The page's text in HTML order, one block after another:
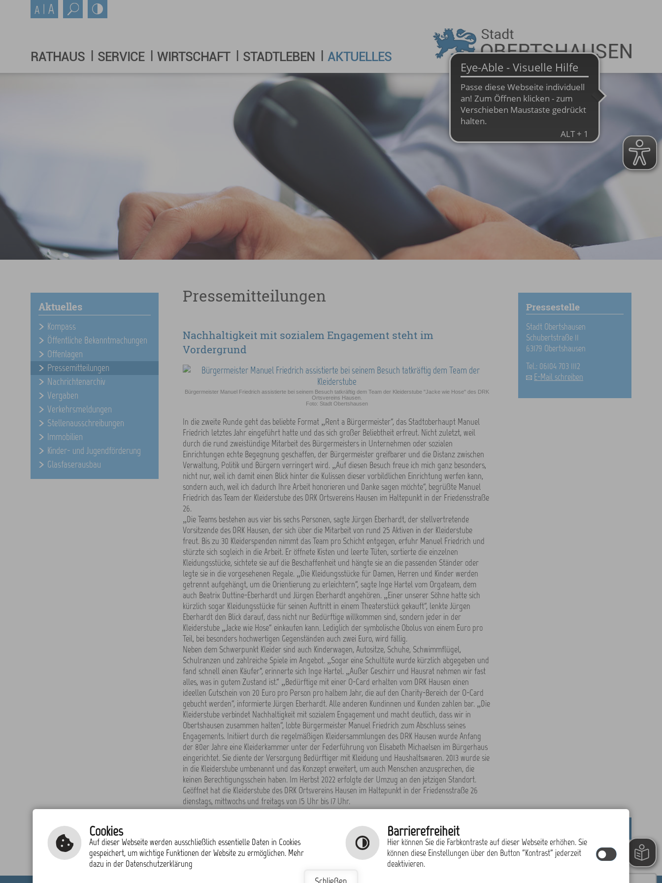
RATHAUS SERVICE WIRTSCHAFT STADTLEBEN AKTUELLES
Aktuelles
Kompass
Öffentliche Bekanntmachungen
Offenlagen
Pressemitteilungen
Nachrichtenarchiv
Vergaben
Verkehrsmeldungen
Stellenausschreibungen
Immobilien
Kinder- und Jugendförderung
Glasfaserausbau
Pressemitteilungen
Nachhaltigkeit mit sozialem Engagement steht im
Vordergrund
Bürgermeister Manuel Friedrich assistierte bei seinem Besuch tatkräftig dem Team der Kleiderstube "Jacke wie Hose" des DRK
Ortsvereins Hausen.
Foto: Stadt Obertshausen
In die zweite Runde geht das beliebte Format „Rent a Bürgermeister“, das Stadtoberhaupt Manuel
Friedrich letztes Jahr eingeführt hatte und das sich großer Beliebtheit erfreut. Nicht zuletzt, weil
durch die rund zweistündige Mitarbeit des Bürgermeisters in Unternehmen oder sozialen
Einrichtungen echte Begegnung geschaffen, der Bürgermeister greifbarer und die Distanz zwischen
Verwaltung, Politik und Bürgern verringert wird. „Auf diesen Besuch freue ich mich ganz besonders,
nicht nur, weil ich damit einen Blick hinter die Kulissen dieser vorbildlichen Einrichtung werfen kann,
sondern auch, weil ich dadurch Ihre Arbeit honorieren und Danke sagen möchte“, begrüßte Manuel
Friedrich das Team der Kleiderstube des DRK Ortsvereins Hausen im Haltepunkt in der Friedensstraße
26.
„Die Teams bestehen aus vier bis sechs Personen, sagte Jürgen Eberhardt, der stellvertretende
Vorsitzende des DRK Hausen, der sich über die Mitarbeit von rund 25 Aktiven in der Kleiderstube
freut. Bis zu 30 Kleiderspenden nimmt das Team pro Schicht entgegen, erfuhr Manuel Friedrich und
stürzte sich sogleich in die Arbeit. Er öffnete Kisten und leerte Tüten, sortierte die einzelnen
Kleidungsstücke, sichtete sie auf die Beschaffenheit und hängte sie an die passenden Ständer oder
legte sie in die vorgesehenen Regale. „Die Kleidungsstücke für Damen, Herren und Kinder werden
getrennt aufgehängt, um die Orientierung zu erleichtern“, sagte Inge Hartel vom Orgateam, dem
auch Beatrix Duttine-Eberhardt und Jürgen Eberhardt angehören. „Einer unserer Söhne hatte sich
kürzlich sogar Kleidungsstücke für seinen Auftritt in einem Theaterstück gekauft“, lenkte Jürgen
Eberhardt den Blick darauf, dass nicht nur Bedürftige willkommen sind, sondern jeder in der
Kleiderstube „Jacke wie Hose“ einkaufen kann. Lediglich der symbolische Obolus von einem Euro pro
Teil, bei besonders hochwertigen Gegenständen auch zwei Euro, wird fällig.
Neben dem Schwerpunkt Kleider sind auch Kinderwagen, Autositze, Schuhe, Schwimmflügel,
Schulranzen und zahlreiche Spiele im Angebot. „Sogar eine Schultüte wurde kürzlich abgegeben und
fand schnell einen Käufer“, erinnerte sich Inge Hartel. „Außer Geschirr und Hausrat nehmen wir fast
alles, was in gutem Zustand ist.“ „Bedürftige mit einer O-Card erhalten vom DRK Hausen einen
ideellen Gutschein von 20 Euro pro Person pro halbem Jahr, die auf den Charity-Bereich der O-Card
gebucht werden“, informierte Jürgen Eberhardt. Alle anderen Kundinnen und Kunden zahlen bar. „Die
Kleiderstube verbindet Nachhaltigkeit mit sozialem Engagement und macht deutlich, dass wir in
Obertshausen zusammen halten“, lobte Bürgermeister Manuel Friedrich zum Abschluss seines
Engagements. Initiiert durch die regelmäßigen Kleidersammlungen des DRK Hausen wurde Anfang
der 80er Jahre eine Kleiderkammer unter der Federführung von Elisabeth Michaelsen im Bürgerhaus
eingerichtet. Sie diente der Versorgung Bedürftiger mit Kleidung und Haushaltswaren. 2013 wurde sie
in die Kleiderstube umbenannt und das Konzept erweitert, um auch Menschen anzusprechen, die
keinen Berechtigungsschein haben. Im Herbst 2022 erfolgte der Umzug an den jetzigen Standort.
Geöffnet hat die Kleiderstube des DRK Ortsvereins Hausen im Haltepunkt in der Friedensstraße 26
dienstags, mittwochs und freitags von 15 Uhr bis 17 Uhr.
Pressestelle
Stadt Obertshausen
Schubertstraße 11
63179 Obertshausen
Tel.: 06104 703 1112
E-Mail schreiben
Cookies
Auf dieser Webseite werden ausschließlich essentielle Daten in Cookies
gespeichert, um wichtige Funktionen der Website zu ermöglichen. Mehr
dazu in der Datenschutzerklärung
Barrierefreiheit
Hier können Sie die Farbkontraste auf dieser Webseite erhöhen. Sie
können diese Einstellungen über den Button "Kontrast" jederzeit
deaktivieren.